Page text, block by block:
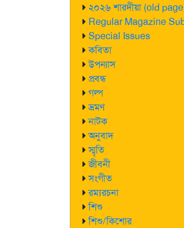
২০২৬ শারদীয়া (old
Regular Magazine
Special Issues
কবিতা
উপন্যাস
প্রবন্ধ
গল্প
ভ্রমণ
নাটক
অনুবাদ
স্মৃতি
জীবনী
সংগীত
রম্যরচনা
শিশু
শিশু/কিশোর